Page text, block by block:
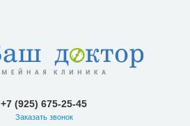
+7 (925) 675-25-45
Заказать звонок